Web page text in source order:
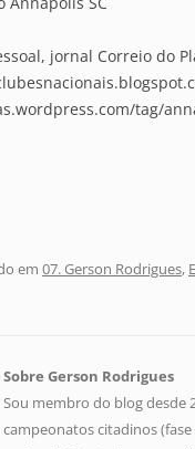
jornal Correio do
tag/
em 07. Gerson Rodrigues,
Sobre Gerson Rodrigues
Sou membro do blog desde
campeonatos citadinos